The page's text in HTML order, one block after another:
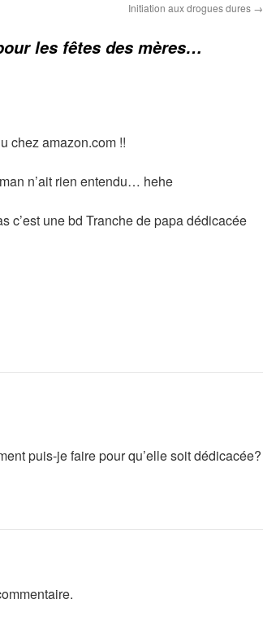
Initiation aux drogues dures →
les fêtes des mères…
chez amazon.com !!
n’ait rien entendu… hehe
c’est une bd Tranche de papa dédicacée
puis-je faire pour qu’elle soit dédicacée?